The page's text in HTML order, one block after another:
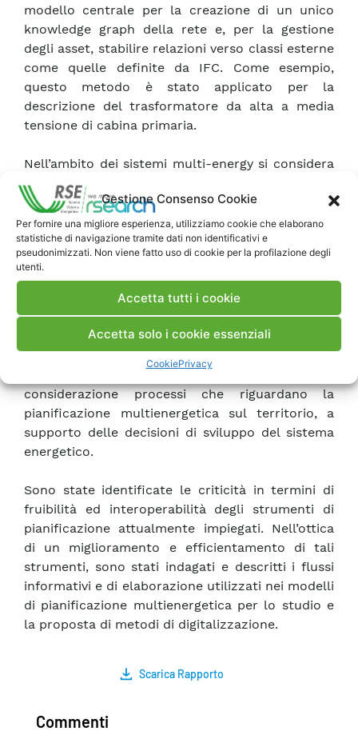
Gestione Consenso Cookie
Per fornire una migliore esperienza, utilizziamo cookie che elaborano
statistiche di navigazione tramite dati non identificativi e
pseudonimizzati. Non viene fatto uso di cookie per la profilazione degli
utenti.
Accetta tutti i cookie
Accetta solo i cookie essenziali
CookiePrivacy
modello centrale per la creazione di un unico
knowledge graph della rete e, per la gestione
degli asset, stabilire relazioni verso classi esterne
come quelle definite da IFC. Come esempio,
questo metodo è stato applicato per la
descrizione del trasformatore da alta a media
tensione di cabina primaria.
Nell’ambito dei sistemi multi-energy si considera
anche l’esame e lo studio di reti energetiche
attraverso tecniche di graph analysis, graph
embedding e graph machine learning, basate
sulla rappresentazione delle reti energetiche
come grafi. Viene descritta un’attività preliminare
di analisi dello stato dell’arte di queste tecniche
e di preparazione dei dati di training finalizzata
allo sviluppo di un algoritmo di graph machine
learning per la stima delle tensioni ai nodi di una
rete elettrica senza l’utilizzo di tecniche
considerazione processi che riguardano la
pianificazione multienergetica sul territorio, a
supporto delle decisioni di sviluppo del sistema
energetico.
Sono state identificate le criticità in termini di
fruibilità ed interoperabilità degli strumenti di
pianificazione attualmente impiegati. Nell’ottica
di un miglioramento e efficientamento di tali
strumenti, sono stati indagati e descritti i flussi
informativi e di elaborazione utilizzati nei modelli
di pianificazione multienergetica per lo studio e
la proposta di metodi di digitalizzazione.
Scarica Rapporto
Commenti